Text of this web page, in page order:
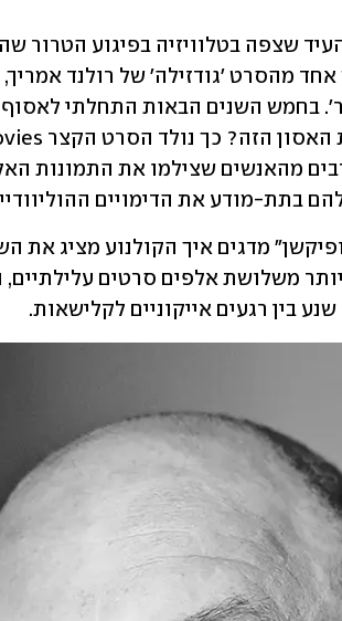
בתת-מודע את הדימויים
בין רגעים אייקוניים לקלישאות.